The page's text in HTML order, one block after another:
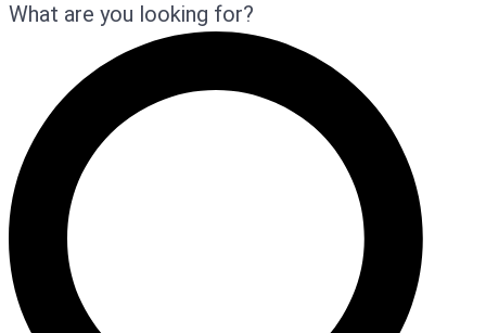
What are you looking for?